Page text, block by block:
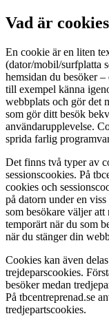
Vad är
En cookie är en liten
(dator/mobil/surfplatta
hemsidan du besöker
till exempel känna
webbplats och gör det
som gör ditt besök
användarupplevelse.
sprida farlig
Det finns två typer av
sessionscookies. På
cookies och
på datorn under en
som besökare väljer att
temporärt när du som
när du stänger din
Cookies kan även
trejdeparscookies.
besöker medan
På tbcentreprenad.se
tredjepartscookies.